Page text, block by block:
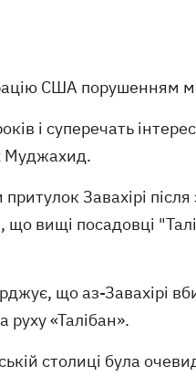
США порушенням
і суперечать
Муджахид.
Завахірі
що вищі посадовці
що аз-Завахірі
«Талібан».
столиці була